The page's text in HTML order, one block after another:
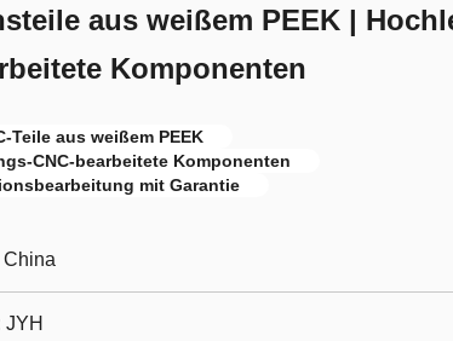
aus weißem PEEK |
Komponenten
Teile aus weißem PEEK
CNC-bearbeitete Komponenten
mit Garantie
China
JYH